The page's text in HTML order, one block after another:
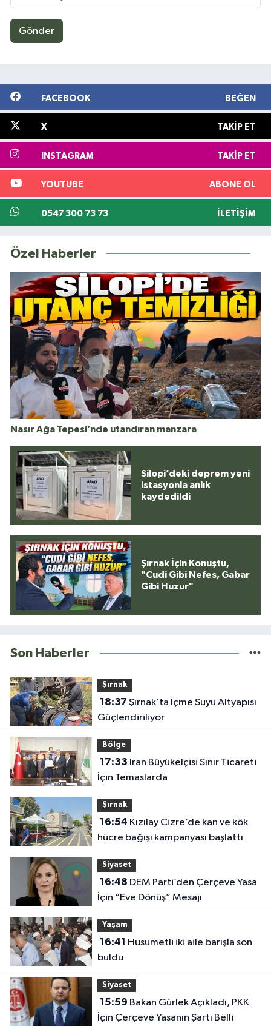
Gönder
FACEBOOK BEĞEN
X TAKIP ET
INSTAGRAM TAKIP ET
YOUTUBE ABONE OL
0547 300 73 73 İLETIŞIM
Özel Haberler
Nasır Ağa Tepesi’nde utandıran manzara
Silopi’deki deprem yeni
istasyonla anlık
kaydedildi
Şırnak İçin Konuştu,
"Cudi Gibi Nefes, Gabar
Gibi Huzur"
Son Haberler
Şırnak
18:37
Güçlendiriliyor
Bölge
17:33
İçin Temaslarda
Şırnak
16:54
hücre bağışı kampanyası başlattı
Siyaset
16:48
İçin “Eve Dönüş” Mesajı
Yaşam
16:41
buldu
Siyaset
15:59
İçin Çerçeve Yasanın Şartı Belli